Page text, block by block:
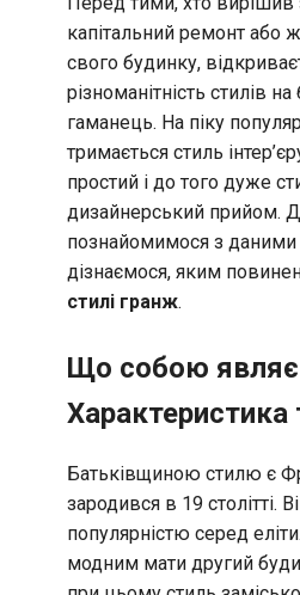
капітальний ремонт або
свого будинку,
різноманітність стилів
гаманець. На піку
тримається стиль
простий і до того дуже
дизайнерський прийом.
познайомимося з
дізнаємося, яким
стилі гранж.
Що собою
Характеристика
Батьківщиною стилю є
зародився в 19 столітті.
популярністю серед
модним мати другий